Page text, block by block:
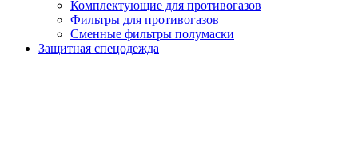
Комплектующие для противогазов
Фильтры для противогазов
Сменные фильтры полумаски
Защитная спецодежда